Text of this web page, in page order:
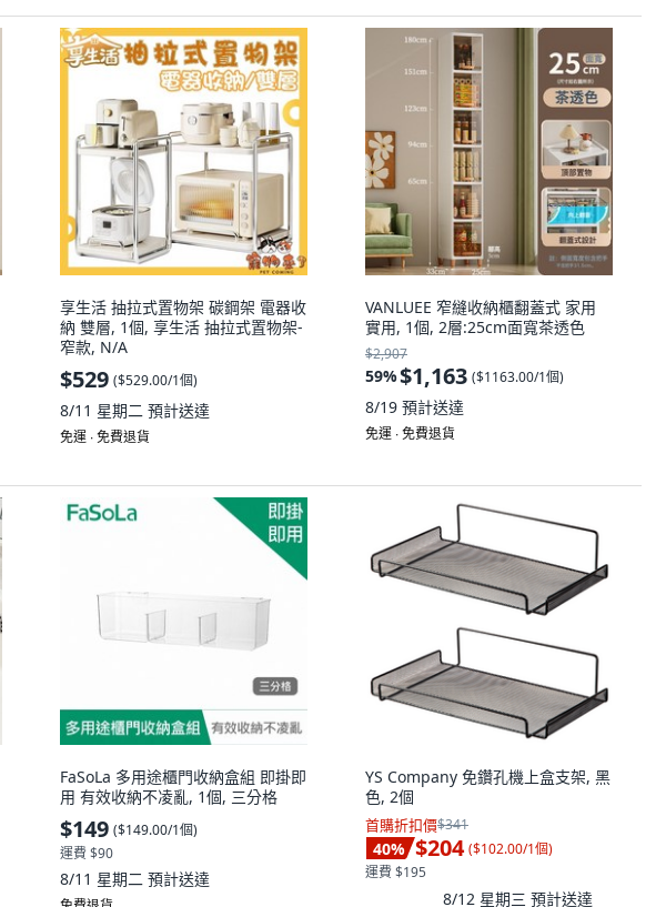
享生活 抽拉式置物架 碳鋼架 電器收
納 雙層, 1個, 享生活 抽拉式置物架-
窄款, N/A
$529 ($529.00/1個)
8/11 星期二 預計送達
免運 ∙ 免費退貨
VANLUEE 窄縫收納櫃翻蓋式 家用
實用, 1個, 2層:25cm面寬茶透色
$2,907
59%$1,163 ($1163.00/1個)
8/19 預計送達
免運 ∙ 免費退貨
FaSoLa 多用途櫃門收納盒組 即掛即
用 有效收納不凌亂, 1個, 三分格
$149 ($149.00/1個)
運費 $90
8/11 星期二 預計送達
YS Company 免鑽孔機上盒支架, 黑
色, 2個
首購折扣價$341
40% $204 ($102.00/1個)
運費 $195
8/12 星期三 預計送達